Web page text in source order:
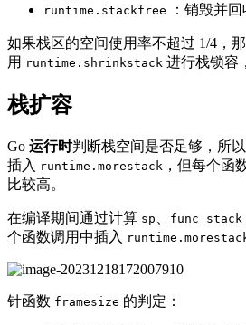
runtime.stackfree ：销毁并
如果栈区的空间使用率不超过 1/4，
用 runtime.shrinkstack 进行栈锁容
栈扩容
Go 运行时判断栈空间是否足够，所
插入 runtime.morestack ，但每个函
比较高。
在编译期间通过计算 sp func stack
个函数调用中插入
针函数 framesize 的判定：